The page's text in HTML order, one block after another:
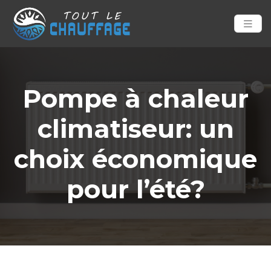
Pompe à chaleur
climatiseur: un
choix économique
pour l’été?